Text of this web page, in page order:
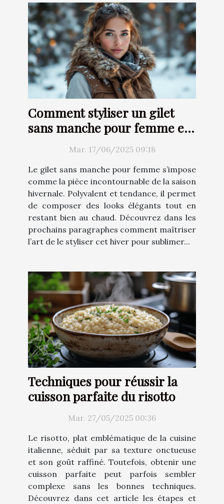
Comment styliser un gilet
sans manche pour femme en
Mar. 17/06/2025 09:18
Le gilet sans manche pour femme s’impose
comme la pièce incontournable de la saison
hivernale. Polyvalent et tendance, il permet
de composer des looks élégants tout en
restant bien au chaud. Découvrez dans les
prochains paragraphes comment maîtriser
l’art de le styliser cet hiver pour sublimer...
Techniques pour réussir la
cuisson parfaite du risotto
Mar. 27/05/2025 00:36
Le risotto, plat emblématique de la cuisine
italienne, séduit par sa texture onctueuse
et son goût raffiné. Toutefois, obtenir une
cuisson parfaite peut parfois sembler
complexe sans les bonnes techniques.
Découvrez dans cet article les étapes et